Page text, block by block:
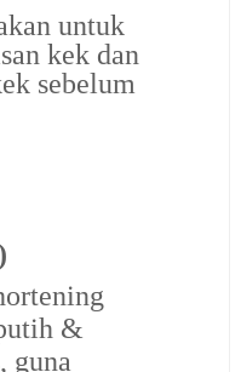
untuk
kek dan
sebelum
&
guna